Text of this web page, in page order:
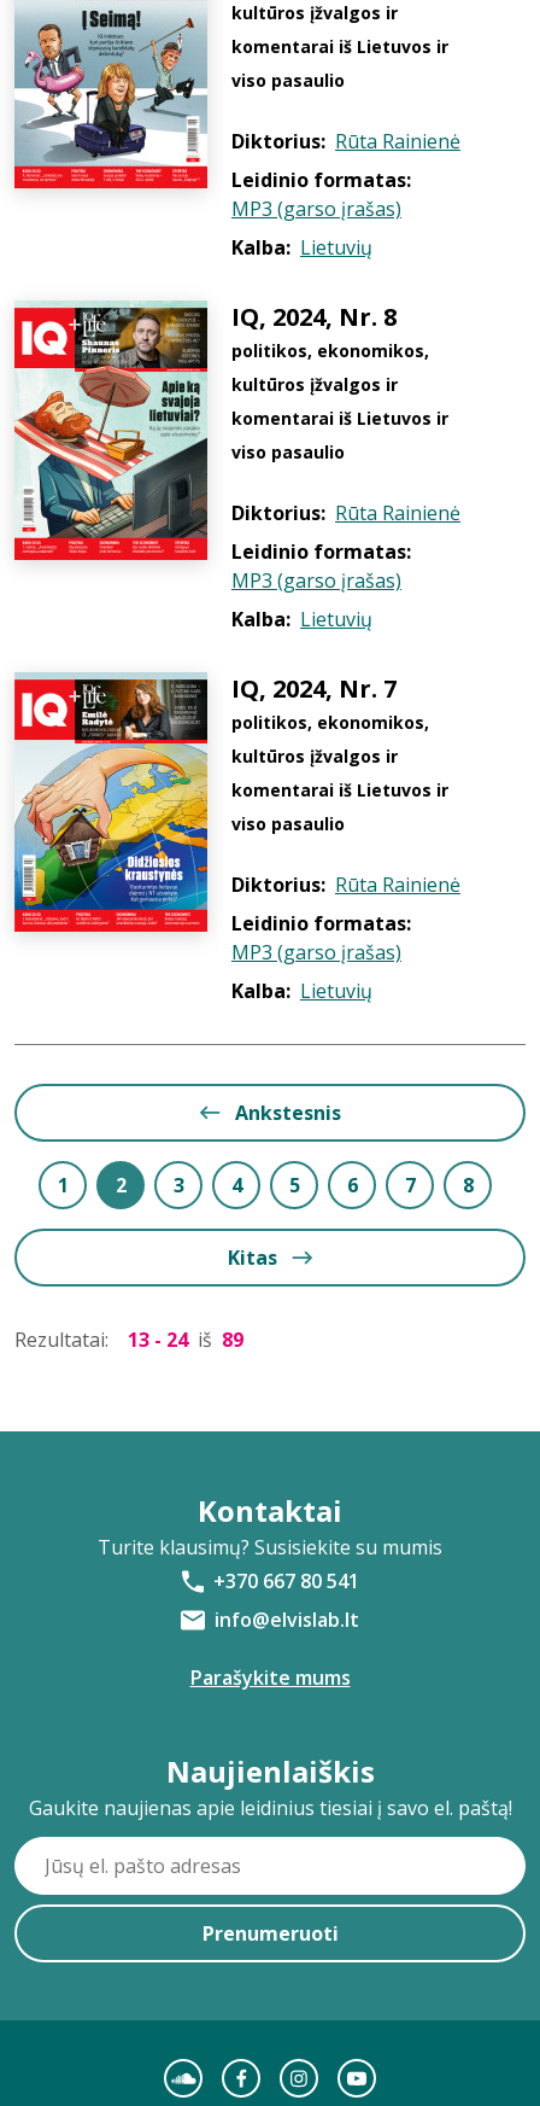
kultūros įžvalgos ir
komentarai iš Lietuvos ir
viso pasaulio
Diktorius: Rūta Rainienė
Leidinio formatas:
MP3 (garso įrašas)
Kalba: Lietuvių
IQ, 2024, Nr. 8
politikos, ekonomikos,
kultūros įžvalgos ir
komentarai iš Lietuvos ir
viso pasaulio
Diktorius: Rūta Rainienė
Leidinio formatas:
MP3 (garso įrašas)
Kalba: Lietuvių
IQ, 2024, Nr. 7
politikos, ekonomikos,
kultūros įžvalgos ir
komentarai iš Lietuvos ir
viso pasaulio
Diktorius: Rūta Rainienė
Leidinio formatas:
MP3 (garso įrašas)
Kalba: Lietuvių
Ankstesnis
1 2 3 4 5 6 7 8
Kitas
Rezultatai: 13 - 24 iš 89
Kontaktai
Turite klausimų? Susisiekite su mumis
+370 667 80 541
info@elvislab.lt
Parašykite mums
Naujienlaiškis
Gaukite naujienas apie leidinius tiesiai į savo el. paštą!
Prenumeruoti